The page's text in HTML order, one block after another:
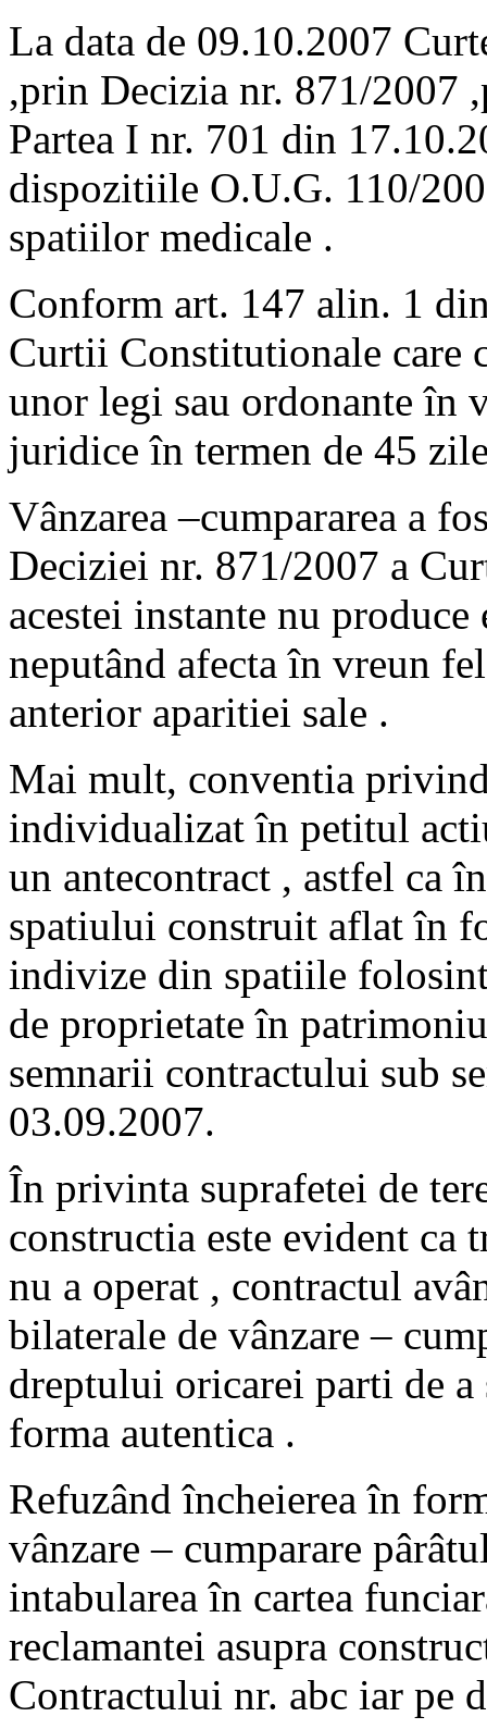
La data de 09.10.2007
,prin Decizia nr. 871/
Partea I nr. 701 din
dispozitiile O.U.G. 110/
spatiilor medicale .
Conform art. 147 alin. 1
Curtii Constitutionale care
unor legi sau ordonante în
juridice în termen de 45
Vânzarea –cumpararea a
Deciziei nr. 871/2007 a
acestei instante nu
neputând afecta în vreun
anterior aparitiei sale .
Mai mult, conventia
individualizat în petitul
un antecontract , astfel ca
spatiului construit aflat în
indivize din spatiile
de proprietate în
semnarii contractului sub
03.09.2007.
În privinta suprafetei de
constructia este evident ca
nu a operat , contractul
bilaterale de vânzare –
dreptului oricarei parti de
forma autentica .
Refuzând încheierea în
vânzare – cumparare
intabularea în cartea
reclamantei asupra
Contractului nr. abc iar pe